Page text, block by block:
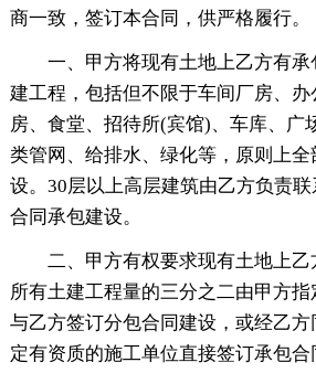
商一致，签订本合同，供严格履行。
一、甲方将现有土地上乙方有
建工程，包括但不限于车间厂房、
房、食堂、招待所(宾馆)、车库、广
类管网、给排水、绿化等，原则上
设。30层以上高层建筑由乙方负责
合同承包建设。
二、甲方有权要求现有土地上
所有土建工程量的三分之二由甲方
与乙方签订分包合同建设，或经乙
定有资质的施工单位直接签订承包